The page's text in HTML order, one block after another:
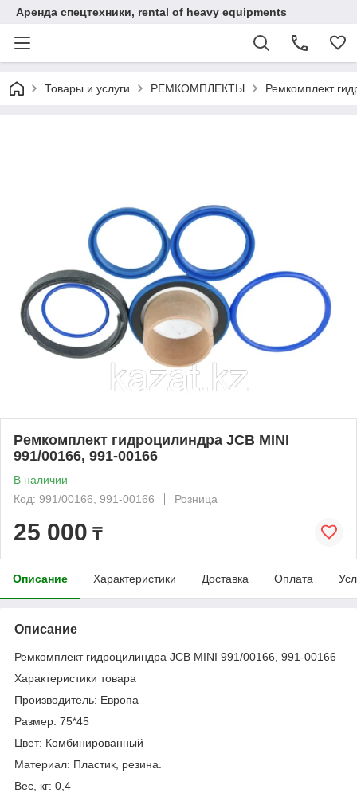
Аренда спецтехники, rental of heavy equipments
Товары и услуги РЕМКОМПЛЕКТЫ Ремкомплект
Ремкомплект гидроцилиндра JCB MINI
991/00166, 991-00166
В наличии
Код: 991/00166, 991-00166
Розница
25 000 ₸
Описание Характеристики Доставка Оплата
Описание
Ремкомплект гидроцилиндра JCB MINI 991/00166, 991-00166
Характеристики товара
Производитель: Европа
Размер: 75*45
Цвет: Комбинированный
Материал: Пластик, резина.
Вес, кг: 0,4